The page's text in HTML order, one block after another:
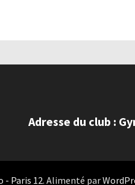
Adresse du club :
- Paris 12. Alimenté par